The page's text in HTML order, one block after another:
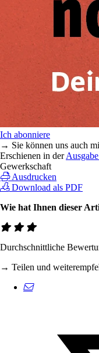
Ich abonniere
→ Sie können uns auch
Erschienen in der
Gewerkschaft
Ausdrucken
Download als PDF
Wie hat Ihnen dieser
Durchschnittliche
→ Teilen und